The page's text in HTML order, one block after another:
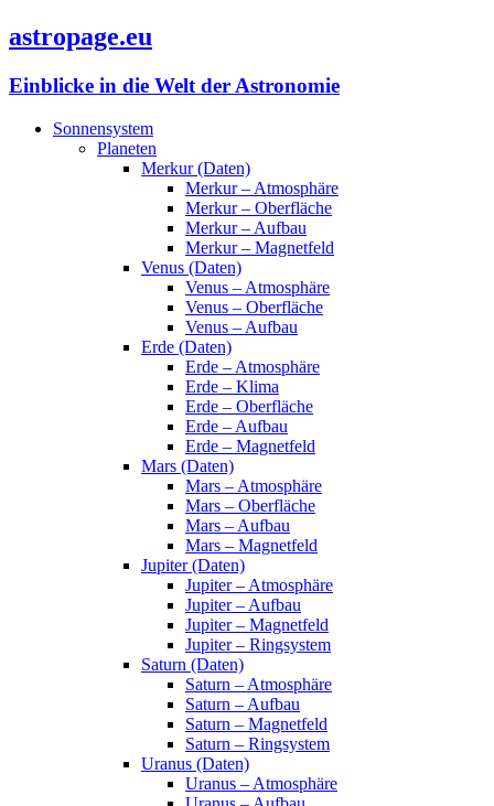
astropage.eu
Einblicke in die Welt der Astronomie
Sonnensystem
Planeten
Merkur (Daten)
Merkur – Atmosphäre
Merkur – Oberfläche
Merkur – Aufbau
Merkur – Magnetfeld
Venus (Daten)
Venus – Atmosphäre
Venus – Oberfläche
Venus – Aufbau
Erde (Daten)
Erde – Atmosphäre
Erde – Klima
Erde – Oberfläche
Erde – Aufbau
Erde – Magnetfeld
Mars (Daten)
Mars – Atmosphäre
Mars – Oberfläche
Mars – Aufbau
Mars – Magnetfeld
Jupiter (Daten)
Jupiter – Atmosphäre
Jupiter – Aufbau
Jupiter – Magnetfeld
Jupiter – Ringsystem
Saturn (Daten)
Saturn – Atmosphäre
Saturn – Aufbau
Saturn – Magnetfeld
Saturn – Ringsystem
Uranus (Daten)
Uranus – Atmosphäre